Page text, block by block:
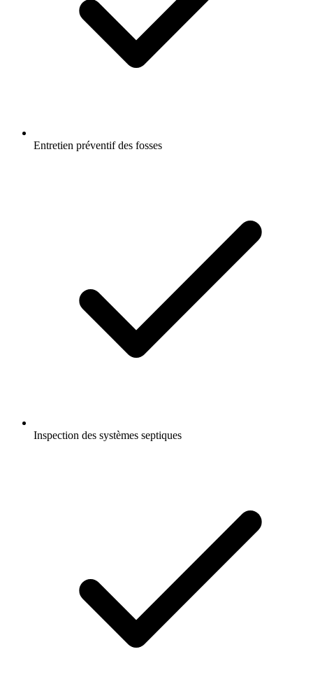
Entretien préventif des fosses
Inspection des systèmes septiques